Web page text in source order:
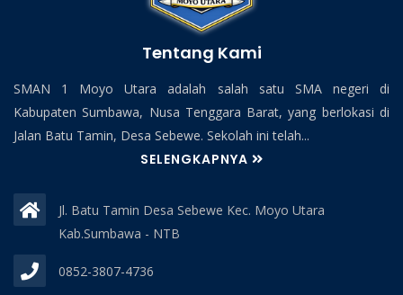
Tentang Kami
SMAN 1 Moyo Utara adalah salah satu SMA negeri di
Kabupaten Sumbawa, Nusa Tenggara Barat, yang berlokasi di
Jalan Batu Tamin, Desa Sebewe. Sekolah ini telah...
SELENGKAPNYA
Jl. Batu Tamin Desa Sebewe Kec. Moyo Utara
Kab.Sumbawa - NTB
0852-3807-4736